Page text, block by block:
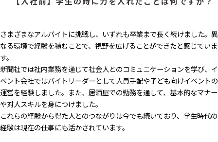
さまざまなアルバイトに挑戦し、いずれも卒業まで長く続けました。異
なる環境で経験を積むことで、視野を広げることができたと感じていま
す。
新聞社では社内業務を通じて社会人とのコミュニケーションを学び、イ
ベント会社ではバイトリーダーとして人員手配や子ども向けイベントの
運営を経験しました。また、居酒屋での勤務を通して、基本的なマナー
や対人スキルを身につけました。
これらの経験から得た人とのつながりは今でも続いており、学生時代の
経験は現在の仕事にも活かされています。